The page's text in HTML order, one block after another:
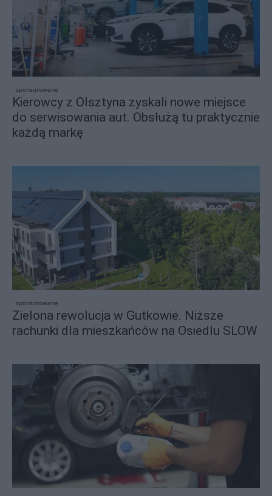
sponsorowane
Kierowcy z Olsztyna zyskali nowe miejsce
do serwisowania aut. Obsłużą tu praktycznie
każdą markę
sponsorowane
Zielona rewolucja w Gutkowie. Niższe
rachunki dla mieszkańców na Osiedlu SLOW